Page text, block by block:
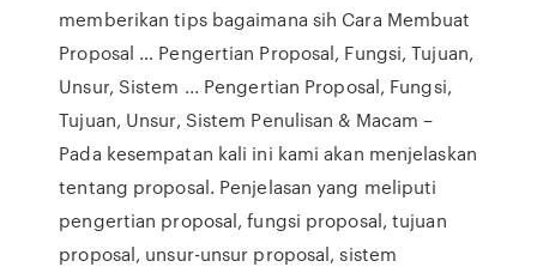
memberikan tips bagaimana sih Cara Membuat
Proposal … Pengertian Proposal, Fungsi, Tujuan,
Unsur, Sistem ... Pengertian Proposal, Fungsi,
Tujuan, Unsur, Sistem Penulisan & Macam –
Pada kesempatan kali ini kami akan menjelaskan
tentang proposal. Penjelasan yang meliputi
pengertian proposal, fungsi proposal, tujuan
proposal, unsur-unsur proposal, sistem